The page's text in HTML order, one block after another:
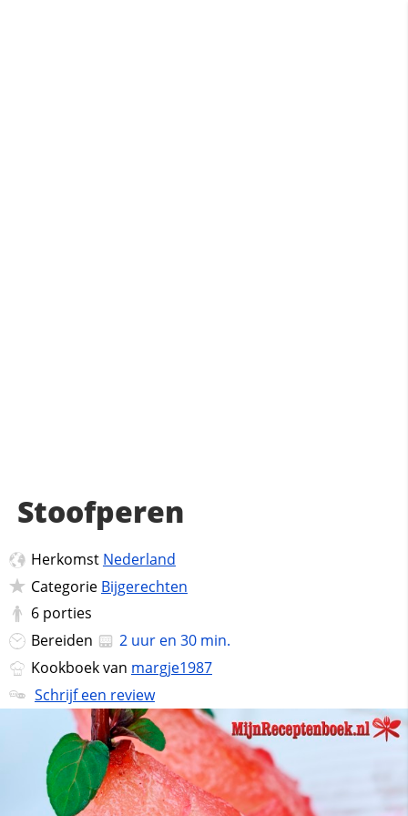
Stoofperen
Herkomst Nederland
Categorie Bijgerechten
6 porties
Bereiden
2 uur en 30 min.
Kookboek van margje1987
Schrijf een review